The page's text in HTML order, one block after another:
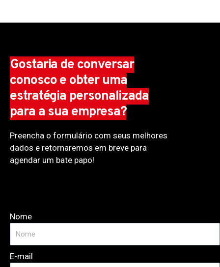
Gostaria de conversar
conosco e obter uma
estratégia personalizada
para a sua empresa?
Preencha o formulário com seus melhores
dados e retornaremos em breve para
agendar um bate papo!
Nome
E-mail